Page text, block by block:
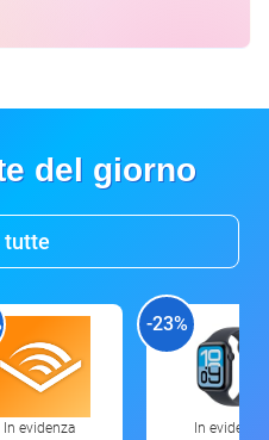
del giorno
tutte
In evidenza
-23%
In evidenza